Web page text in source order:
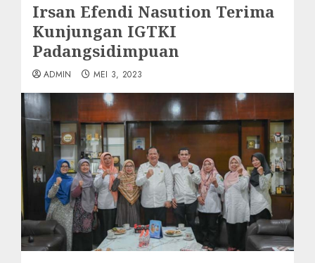
Irsan Efendi Nasution Terima
Kunjungan IGTKI
Padangsidimpuan
ADMIN MEI 3, 2023